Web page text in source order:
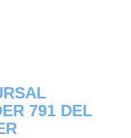
791 DEL